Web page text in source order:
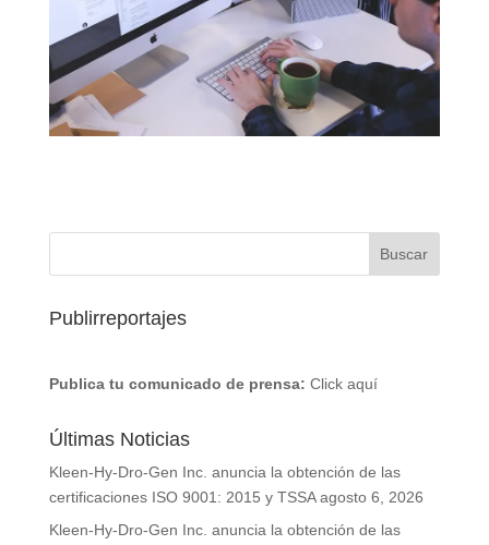
Publirreportajes
Publica tu comunicado de prensa: Click aquí
Últimas Noticias
Kleen-Hy-Dro-Gen Inc. anuncia la obtención de las
certificaciones ISO 9001: 2015 y TSSA agosto 6, 2026
Kleen-Hy-Dro-Gen Inc. anuncia la obtención de las